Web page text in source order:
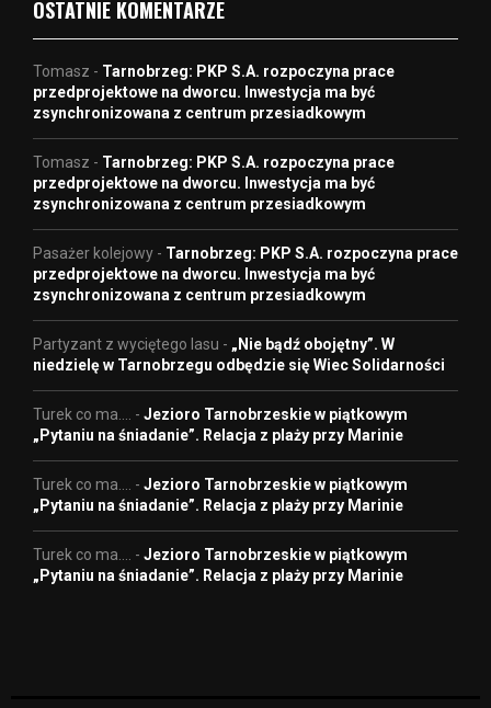
OSTATNIE KOMENTARZE
Tomasz - Tarnobrzeg: PKP S.A. rozpoczyna prace
przedprojektowe na dworcu. Inwestycja ma być
zsynchronizowana z centrum przesiadkowym
Tomasz - Tarnobrzeg: PKP S.A. rozpoczyna prace
przedprojektowe na dworcu. Inwestycja ma być
zsynchronizowana z centrum przesiadkowym
Pasażer kolejowy - Tarnobrzeg: PKP S.A. rozpoczyna prace
przedprojektowe na dworcu. Inwestycja ma być
zsynchronizowana z centrum przesiadkowym
Partyzant z wyciętego lasu - „Nie bądź obojętny”. W
niedzielę w Tarnobrzegu odbędzie się Wiec Solidarności
Turek co ma.... - Jezioro Tarnobrzeskie w piątkowym
„Pytaniu na śniadanie”. Relacja z plaży przy Marinie
Turek co ma.... - Jezioro Tarnobrzeskie w piątkowym
„Pytaniu na śniadanie”. Relacja z plaży przy Marinie
Turek co ma.... - Jezioro Tarnobrzeskie w piątkowym
„Pytaniu na śniadanie”. Relacja z plaży przy Marinie